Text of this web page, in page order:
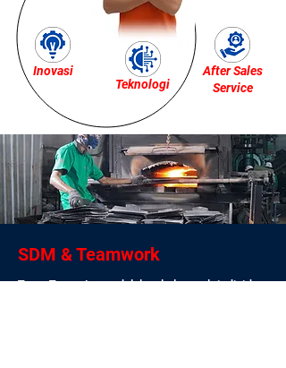
Inovasi
Teknologi
After Sales
Service
SDM & Teamwork
Team Tunas Jaya adalah sekelompok individu